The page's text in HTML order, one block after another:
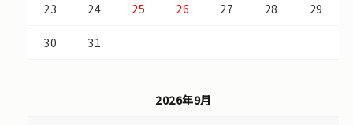
23 24 25 26 27 28 29
30 31
2026年9月